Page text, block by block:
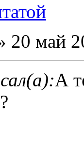
20 май
А